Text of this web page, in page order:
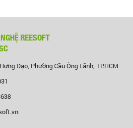
REESOFT
Đạo, Phường Cầu Ông Lãnh, TP.HCM